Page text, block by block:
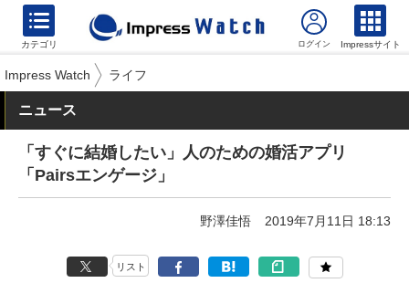
カテゴリ Impressサイト
Impress Watch ライフ
ニュース
「すぐに結婚したい」人のための婚活アプリ
「Pairsエンゲージ」
野澤佳悟 2019年7月11日 18:13
リスト